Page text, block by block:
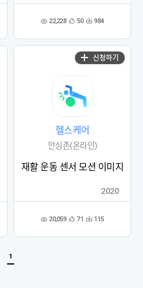
조 22,228 관
록
50 다 984
헬스케어
안심존(온라인)
재활 운동 센서 모션 이미지
조 20,059 관
록
71 다 115
2020
신청하기
1